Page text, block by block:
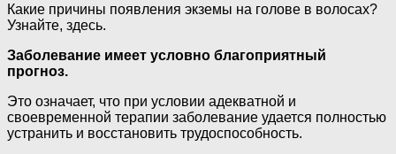
Какие причины появления экземы на голове в волосах?
Узнайте, здесь.
Заболевание имеет условно благоприятный
прогноз.
Это означает, что при условии адекватной и
своевременной терапии заболевание удается полностью
устранить и восстановить трудоспособность.